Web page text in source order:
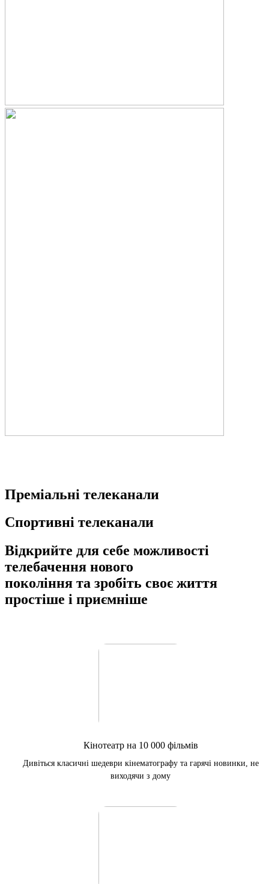
Преміальні телеканали
Спортивні телеканали
Відкрийте для себе можливості
телебачення нового
покоління та зробіть своє життя
простіше і приємніше
Кінотеатр на 10 000 фільмів
Дивіться класичні шедеври кінематографу та гарячі новинки, не
виходячи з дому